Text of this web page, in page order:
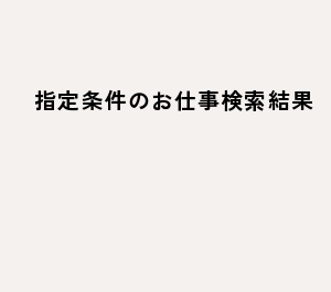
指定条件のお仕事検索結果